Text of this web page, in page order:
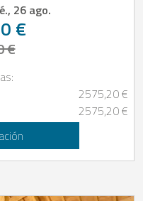
26 ago.
€
€
2575,20 €
2575,20 €